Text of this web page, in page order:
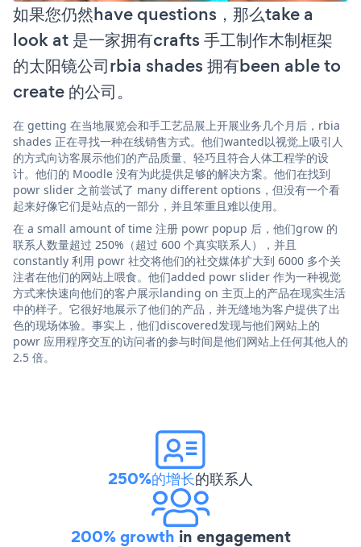
如果您仍然have questions，那么take a
look at 是一家拥有crafts 手工制作木制框架
的太阳镜公司rbia shades 拥有been able to
create 的公司。
在 getting 在当地展览会和手工艺品展上开展业务几个月后，rbia
shades 正在寻找一种在线销售方式。他们wanted以视觉上吸引人
的方式向访客展示他们的产品质量、轻巧且符合人体工程学的设
计。他们的 Moodle 没有为此提供足够的解决方案。他们在找到
powr slider 之前尝试了 many different options，但没有一个看
起来好像它们是站点的一部分，并且笨重且难以使用。
在 a small amount of time 注册 powr popup 后，他们grow 的
联系人数量超过 250%（超过 600 个真实联系人），并且
constantly 利用 powr 社交将他们的社交媒体扩大到 6000 多个关
注者在他们的网站上喂食。他们added powr slider 作为一种视觉
方式来快速向他们的客户展示landing on 主页上的产品在现实生活
中的样子。它很好地展示了他们的产品，并无缝地为客户提供了出
色的现场体验。事实上，他们discovered发现与他们网站上的
powr 应用程序交互的访问者的参与时间是他们网站上任何其他人的
2.5 倍。
250%的增长的联系人
200% growth in engagement